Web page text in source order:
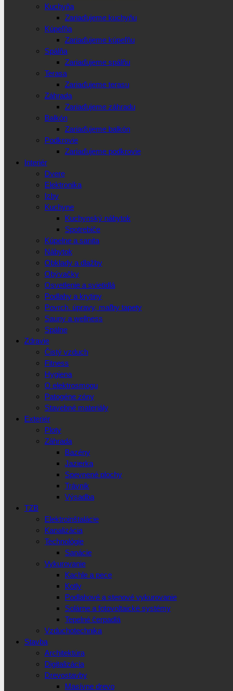
Kuchyňa
Zariaďujeme kuchyňu
Kúpeľňa
Zariaďujeme kúpeľňu
Spálňa
Zariaďujeme spálňu
Terasa
Zariaďujeme terasu
Záhrada
Zariaďujeme záhradu
Balkón
Zariaďujeme balkón
Podkrovie
Zariaďujeme podkrovie
Interiér
Dvere
Elektronika
Izby
Kuchyne
Kuchynský nábytok
Spotrebiče
Kúpelne a sanita
Nábytok
Obklady a dlažby
Obývačky
Osvetlenie a svietidlá
Podlahy a krytiny
Povrch. úpravy, maľby tapety
Sauny a wellness
Spálne
Zdravie
Čistý vzduch
Fitness
Hygiena
O elektrosmogu
Patogéne zóny
Stavebné materiály
Exteriér
Ploty
Záhrada
Bazény
Jazierka
Spevnené plochy
Trávnik
Výsadba
TZB
Elektroinštalácie
Kanalizácia
Technológie
Sanácie
Vykurovanie
Kachle a pece
Kotly
Podlahové a stenové vykurovanie
Solárne a fotovoltaické systémy
Tepelné čerpadlá
Vzduchotechnika
Stavba
Architektúra
Digitalizácia
Drevostavby
Masívne drevo